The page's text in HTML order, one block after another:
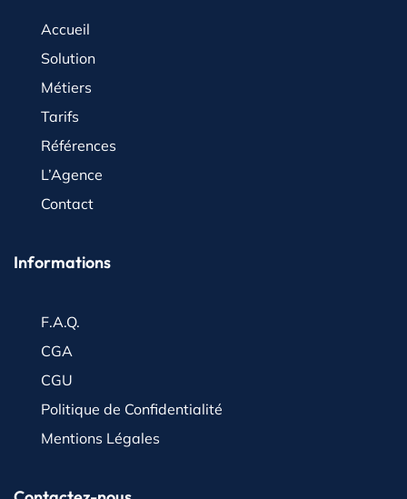
Accueil
Solution
Métiers
Tarifs
Références
L’Agence
Contact
Informations
F.A.Q.
CGA
CGU
Politique de Confidentialité
Mentions Légales